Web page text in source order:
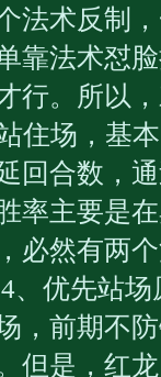
法术反制
靠法术怼
行。所以
住场，基
回合数，
率主要是
必然有两
、优先站
，前期不
但是，红